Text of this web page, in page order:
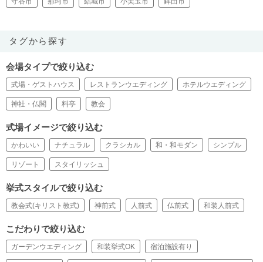
タグから探す
会場タイプで絞り込む
式場・ゲストハウス レストランウエディング ホテルウエディング
神社・仏閣 料亭 教会
式場イメージで絞り込む
かわいい ナチュラル クラシカル 和・和モダン シンプル
リゾート スタイリッシュ
挙式スタイルで絞り込む
教会式(キリスト教式) 神前式 人前式 仏前式 和装人前式
こだわりで絞り込む
ガーデンウエディング 和装挙式OK 宿泊施設有り